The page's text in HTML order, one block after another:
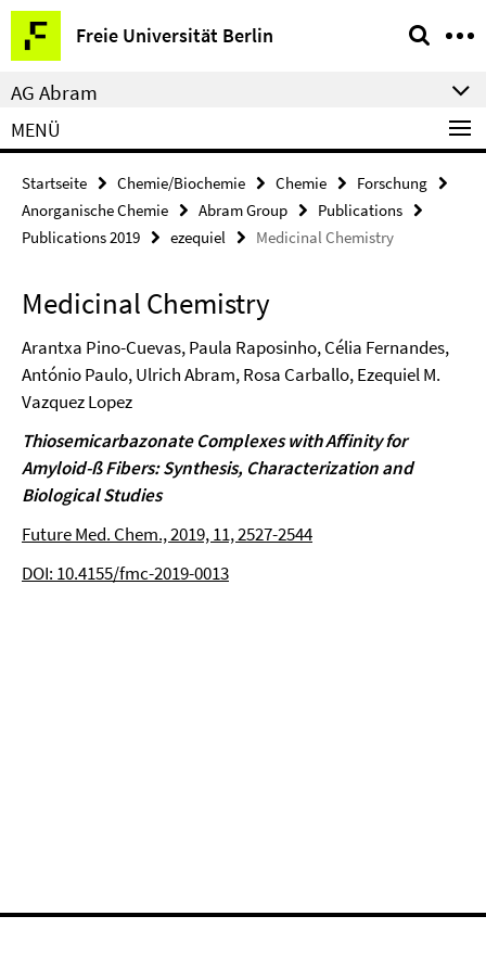
Springe
direkt
zu
Inhalt
Freie Universität Berlin
Service-
Navigation
AG Abram
MENÜ
Startseite Chemie/Biochemie Chemie
Forschung
Anorganische Chemie
Abram Group
Publications
Publications 2019
ezequiel Medicinal Chemistry
Medicinal Chemistry
Arantxa Pino-Cuevas, Paula Raposinho, Célia Fernandes,
António Paulo, Ulrich Abram, Rosa Carballo, Ezequiel M.
Vazquez Lopez
Thiosemicarbazonate Complexes with Affinity for
Amyloid-ß Fibers: Synthesis, Characterization and
Biological Studies
Future Med. Chem., 2019, 11, 2527-2544
DOI: 10.4155/fmc-2019-0013